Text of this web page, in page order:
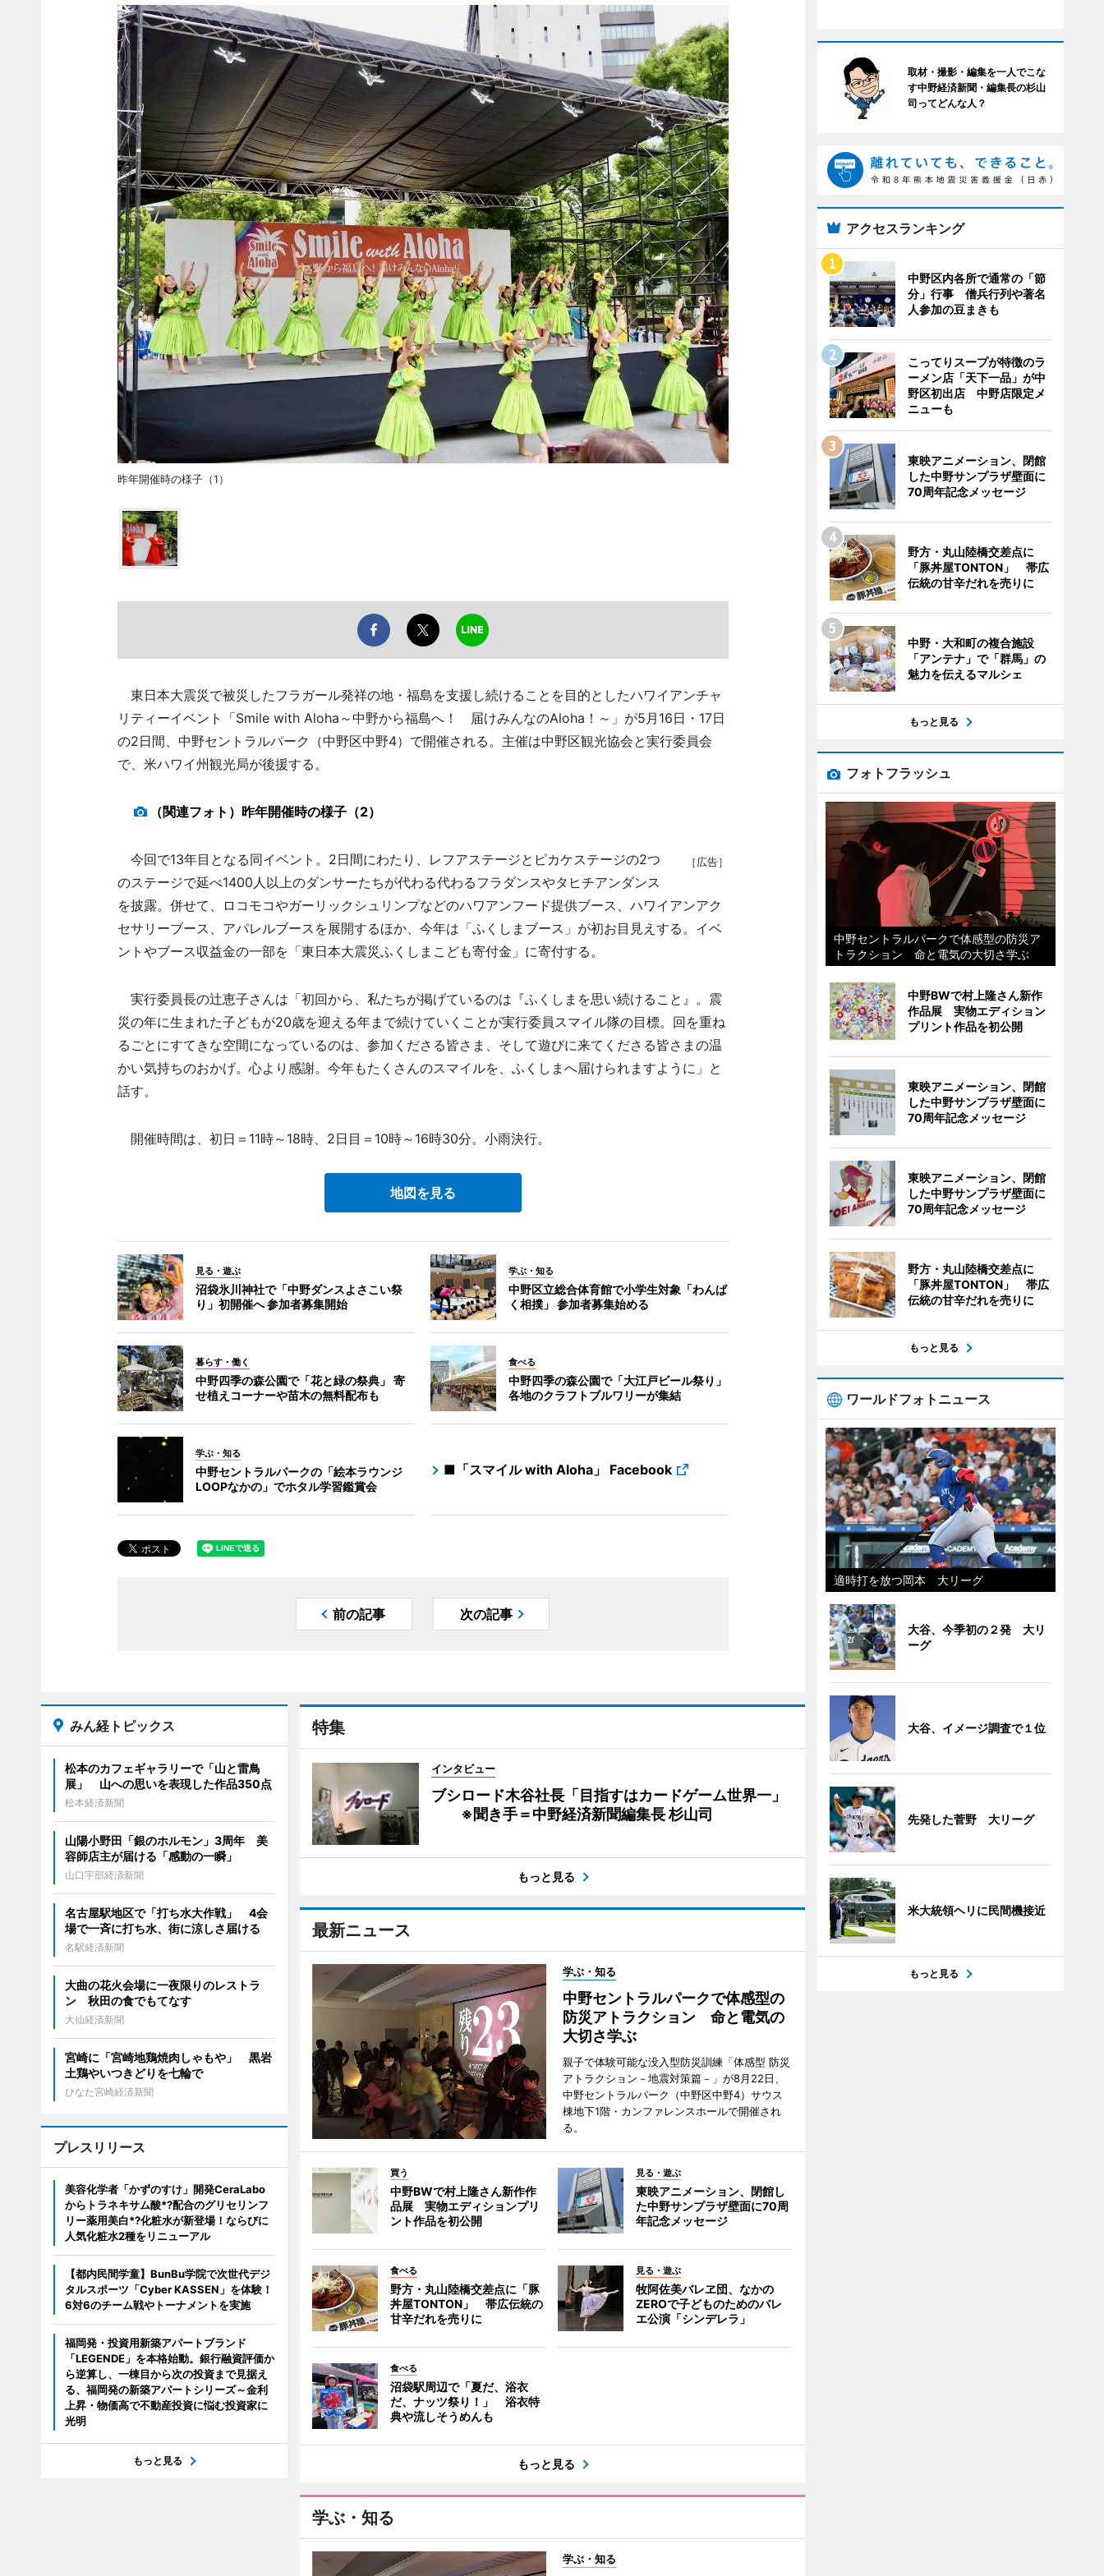
昨年開催時の様子（1）
東日本大震災で被災したフラガール発祥の地・福島を支援し続けることを目的としたハワイアンチャ
リティーイベント「Smile with Aloha～中野から福島へ！ 届けみんなのAloha！～」が5月16日・17日
の2日間、中野セントラルパーク（中野区中野4）で開催される。主催は中野区観光協会と実行委員会
で、米ハワイ州観光局が後援する。
（関連フォト）昨年開催時の様子（2）
［広告］
今回で13年目となる同イベント。2日間にわたり、レフアステージとピカケステージの2つ
のステージで延べ1400人以上のダンサーたちが代わる代わるフラダンスやタヒチアンダンス
を披露。併せて、ロコモコやガーリックシュリンプなどのハワアンフード提供ブース、ハワイアンアク
セサリーブース、アパレルブースを展開するほか、今年は「ふくしまブース」が初お目見えする。イベ
ントやブース収益金の一部を「東日本大震災ふくしまこども寄付金」に寄付する。
実行委員長の辻恵子さんは「初回から、私たちが掲げているのは『ふくしまを思い続けること』。震
災の年に生まれた子どもが20歳を迎える年まで続けていくことが実行委員スマイル隊の目標。回を重ね
るごとにすてきな空間になっているのは、参加くださる皆さま、そして遊びに来てくださる皆さまの温
かい気持ちのおかげ。心より感謝。今年もたくさんのスマイルを、ふくしまへ届けられますように」と
話す。
開催時間は、初日＝11時～18時、2日目＝10時～16時30分。小雨決行。
地図を見る
見る・遊ぶ
沼袋氷川神社で「中野ダンスよさこい祭
り」初開催へ 参加者募集開始
学ぶ・知る
中野区立総合体育館で小学生対象「わんぱ
く相撲」 参加者募集始める
暮らす・働く
中野四季の森公園で「花と緑の祭典」 寄
せ植えコーナーや苗木の無料配布も
食べる
中野四季の森公園で「大江戸ビール祭り」
各地のクラフトブルワリーが集結
学ぶ・知る
中野セントラルパークの「絵本ラウンジ
LOOPなかの」でホタル学習鑑賞会
■「スマイル with Aloha」 Facebook
前の記事 次の記事
特集
インタビュー
ブシロード木谷社長「目指すはカードゲーム世界一」
※聞き手＝中野経済新聞編集長 杉山司
もっと見る
最新ニュース
学ぶ・知る
中野セントラルパークで体感型の
防災アトラクション 命と電気の
大切さ学ぶ
親子で体験可能な没入型防災訓練「体感型 防災
アトラクション－地震対策篇－」が8月22日、
中野セントラルパーク（中野区中野4）サウス
棟地下1階・カンファレンスホールで開催され
る。
買う
中野BWで村上隆さん新作作
品展 実物エディションプリ
ント作品を初公開
見る・遊ぶ
東映アニメーション、閉館し
た中野サンプラザ壁面に70周
年記念メッセージ
食べる
野方・丸山陸橋交差点に「豚
丼屋TONTON」 帯広伝統の
甘辛だれを売りに
見る・遊ぶ
牧阿佐美バレヱ団、なかの
ZEROで子どものためのバレ
エ公演「シンデレラ」
食べる
沼袋駅周辺で「夏だ、浴衣
だ、ナッツ祭り！」 浴衣特
典や流しそうめんも
もっと見る
学ぶ・知る
学ぶ・知る
みん経トピックス
松本のカフェギャラリーで「山と雷鳥
展」 山への思いを表現した作品350点
松本経済新聞
山陽小野田「銀のホルモン」3周年 美
容師店主が届ける「感動の一瞬」
山口宇部経済新聞
名古屋駅地区で「打ち水大作戦」 4会
場で一斉に打ち水、街に涼しさ届ける
名駅経済新聞
大曲の花火会場に一夜限りのレストラ
ン 秋田の食でもてなす
大仙経済新聞
宮崎に「宮崎地鶏焼肉しゃもや」 黒岩
土鶏やいつきどりを七輪で
ひなた宮崎経済新聞
プレスリリース
美容化学者「かずのすけ」開発CeraLabo
からトラネキサム酸*?配合のグリセリンフ
リー薬用美白*?化粧水が新登場！ならびに
人気化粧水2種をリニューアル
【都内民間学童】BunBu学院で次世代デジ
タルスポーツ「Cyber KASSEN」を体験！
6対6のチーム戦やトーナメントを実施
福岡発・投資用新築アパートブランド
「LEGENDE」を本格始動。銀行融資評価か
ら逆算し、一棟目から次の投資まで見据え
る、福岡発の新築アパートシリーズ～金利
上昇・物価高で不動産投資に悩む投資家に
光明
もっと見る
取材・撮影・編集を一人でこな
す中野経済新聞・編集長の杉山
司ってどんな人？
アクセスランキング
中野区内各所で通常の「節
分」行事 僧兵行列や著名
人参加の豆まきも
こってりスープが特徴のラ
ーメン店「天下一品」が中
野区初出店 中野店限定メ
ニューも
東映アニメーション、閉館
した中野サンプラザ壁面に
70周年記念メッセージ
野方・丸山陸橋交差点に
「豚丼屋TONTON」 帯広
伝統の甘辛だれを売りに
中野・大和町の複合施設
「アンテナ」で「群馬」の
魅力を伝えるマルシェ
もっと見る
フォトフラッシュ
中野セントラルパークで体感型の防災ア
トラクション 命と電気の大切さ学ぶ
中野BWで村上隆さん新作
作品展 実物エディション
プリント作品を初公開
東映アニメーション、閉館
した中野サンプラザ壁面に
70周年記念メッセージ
東映アニメーション、閉館
した中野サンプラザ壁面に
70周年記念メッセージ
野方・丸山陸橋交差点に
「豚丼屋TONTON」 帯広
伝統の甘辛だれを売りに
もっと見る
ワールドフォトニュース
適時打を放つ岡本 大リーグ
大谷、今季初の２発 大リ
ーグ
大谷、イメージ調査で１位
先発した菅野 大リーグ
米大統領ヘリに民間機接近
もっと見る